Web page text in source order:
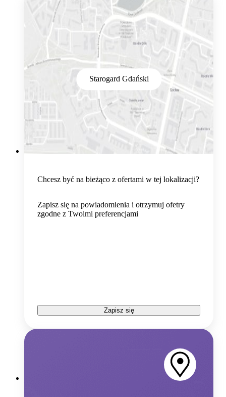
Starogard Gdański
Chcesz być na bieżąco z ofertami w tej lokalizacji?
Zapisz się na powiadomienia i otrzymuj ofetry
zgodne z Twoimi preferencjami
Zapisz się